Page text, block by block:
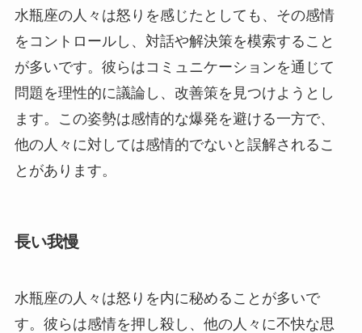
水瓶座の人々は怒りを感じたとしても、その感情
をコントロールし、対話や解決策を模索すること
が多いです。彼らはコミュニケーションを通じて
問題を理性的に議論し、改善策を見つけようとし
ます。この姿勢は感情的な爆発を避ける一方で、
他の人々に対しては感情的でないと誤解されるこ
とがあります。
長い我慢
水瓶座の人々は怒りを内に秘めることが多いで
す。彼らは感情を押し殺し、他の人々に不快な思